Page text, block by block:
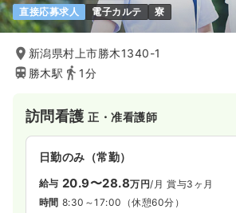
直接応募求人 電子カルテ 寮
新潟県村上市勝木1340-1
勝木駅
1分
訪問看護正・准看護師
日勤のみ（常勤）
給与 20.9〜28.8万円/月 賞与3ヶ月
時間 8:30～17:00 （休憩60分）